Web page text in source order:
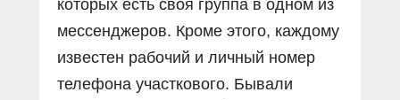
которых есть своя группа в одном из
мессенджеров. Кроме этого, каждому
известен рабочий и личный номер
телефона участкового. Бывали